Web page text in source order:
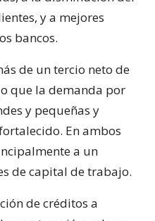
y a mejores
bancos.
de un tercio neto de
que la demanda por
y pequeñas y
En ambos
a un
de capital de trabajo.
de créditos a